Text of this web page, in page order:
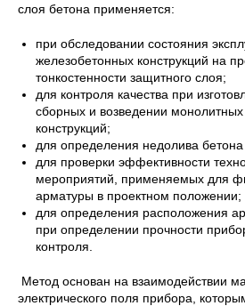
слоя бетона применяется:
при обследовании состояния
железобетонных конструкций на
тонкостенности защитного слоя;
для контроля качества при
сборных и возведении
конструкций;
для определения недолива бетона
для проверки эффективности
мероприятий, применяемых для
арматуры в проектном положении;
для определения расположения
при определении прочности
контроля.
Метод основан на взаимодействии
электрического поля прибора,